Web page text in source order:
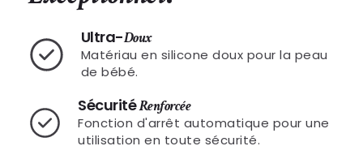
Ultra-Doux
Matériau en silicone doux pour la peau
de bébé.
SécuritéRenforcée
Fonction d'arrêt automatique pour une
utilisation en toute sécurité.